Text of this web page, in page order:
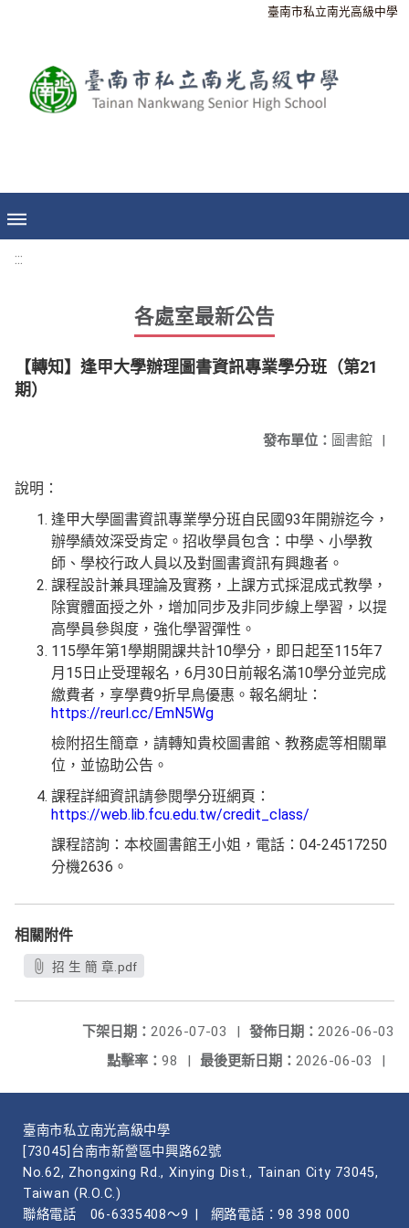
臺南市私立南光高級中學
:::
各處室最新公告
【轉知】逢甲大學辦理圖書資訊專業學分班（第21
期）
發布單位： 圖書館 |
說明：
逢甲大學圖書資訊專業學分班自民國93年開辦迄今，
辦學績效深受肯定。招收學員包含：中學、小學教
師、學校行政人員以及對圖書資訊有興趣者。
課程設計兼具理論及實務，上課方式採混成式教學，
除實體面授之外，增加同步及非同步線上學習，以提
高學員參與度，強化學習彈性。
115學年第1學期開課共計10學分，即日起至115年7
月15日止受理報名，6月30日前報名滿10學分並完成
繳費者，享學費9折早鳥優惠。報名網址：
https://reurl.cc/EmN5Wg
檢附招生簡章，請轉知貴校圖書館、教務處等相關單
位，並協助公告。
課程詳細資訊請參閱學分班網頁：
https://web.lib.fcu.edu.tw/credit_class/
課程諮詢：本校圖書館王小姐，電話：04-24517250
分機2636。
相關附件
招 生 簡 章.pdf
發佈日期： 2026-06-03
下架日期： 2026-07-03
|
最後更新日期： 2026-06-03 |
點擊率： 98 |
臺南市私立南光高級中學
[73045]台南市新營區中興路62號
No.62, Zhongxing Rd., Xinying Dist., Tainan City 73045,
Taiwan (R.O.C.)
聯絡電話
06-6335408～9 網路電話：98 398 000